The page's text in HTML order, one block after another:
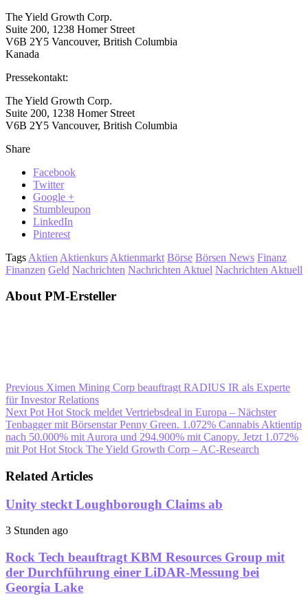
The Yield Growth Corp.
Suite 200, 1238 Homer Street
V6B 2Y5 Vancouver, British Columbia
Kanada
Pressekontakt:
The Yield Growth Corp.
Suite 200, 1238 Homer Street
V6B 2Y5 Vancouver, British Columbia
Share
Facebook
Twitter
Google +
Stumbleupon
LinkedIn
Pinterest
Tags Aktien Aktienkurs Aktienmarkt Börse Börsen News Finanz
Finanzen Geld Nachrichten Nachrichten Aktuel Nachrichten Aktuell
About PM-Ersteller
Previous Ximen Mining Corp beauftragt RADIUS IR als Experte
für Investor Relations
Next Pot Hot Stock meldet Vertriebsdeal in Europa – Nächster
Tenbagger mit Börsenstar Penny Green. 1.072% Cannabis Aktientip
nach 50.000% mit Aurora und 294.900% mit Canopy. Jetzt 1.072%
mit Pot Hot Stock The Yield Growth Corp – AC-Research
Related Articles
Unity steckt Loughborough Claims ab
3 Stunden ago
Rock Tech beauftragt KBM Resources Group mit
der Durchführung einer LiDAR-Messung bei
Georgia Lake